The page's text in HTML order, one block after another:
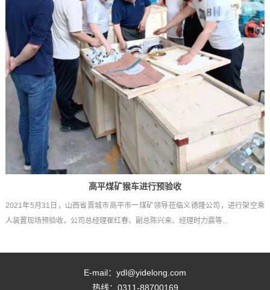
高平煤矿猴车进行预验收
2021年5月31日，山西省晋城市高平市一煤矿领导莅临义德隆公司，进行架空乘
人装置现场预验收，公司总经理崔红春、副总陈兴来、经理时力震等...
E-mail：ydl@yidelong.com
热线：0311-88700169